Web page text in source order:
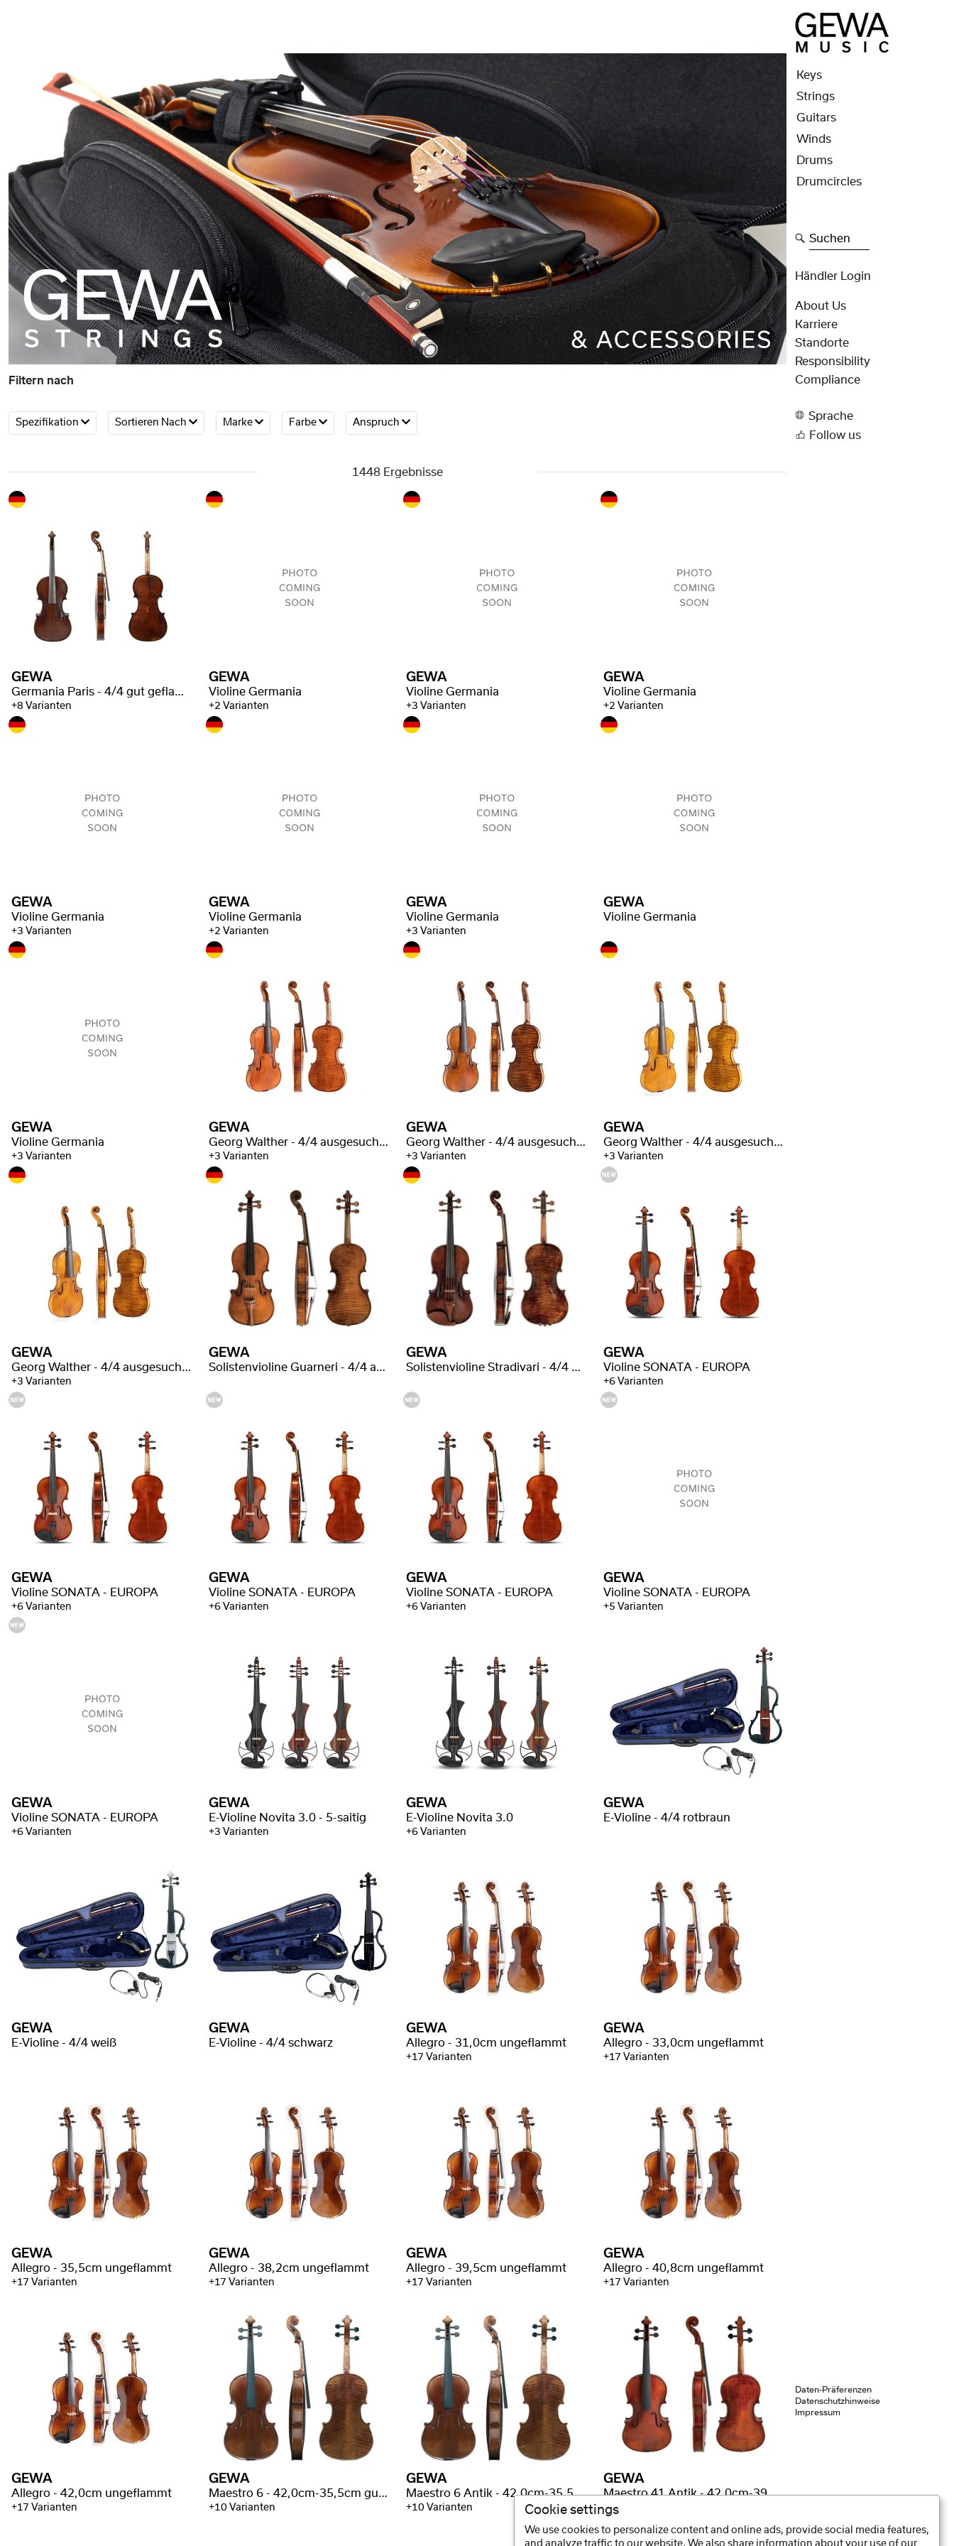
Filtern nach
Spezifikation Sortieren Nach Marke Farbe Anspruch
1448 Ergebnisse
GEWA
Germania Paris - 4/4 gut geflammt
+8 Varianten
GEWA
Violine Germania
+2 Varianten
GEWA
Violine Germania
+3 Varianten
GEWA
Violine Germania
+2 Varianten
GEWA
Violine Germania
+3 Varianten
GEWA
Violine Germania
+2 Varianten
GEWA
Violine Germania
+3 Varianten
GEWA
Violine Germania
GEWA
Violine Germania
+3 Varianten
GEWA
Georg Walther - 4/4 ausgesuchte Flammung
+3 Varianten
GEWA
Georg Walther - 4/4 ausgesuchte Flammung
+3 Varianten
GEWA
Georg Walther - 4/4 ausgesuchte Flammung
+3 Varianten
GEWA
Georg Walther - 4/4 ausgesuchte Flammung
+3 Varianten
GEWA
Solistenvioline Guarneri - 4/4 ausgesuchte Flammung
GEWA
Solistenvioline Stradivari - 4/4 ausgesuchte Flammung
GEWA
Violine SONATA - EUROPA
+6 Varianten
GEWA
Violine SONATA - EUROPA
+6 Varianten
GEWA
Violine SONATA - EUROPA
+6 Varianten
GEWA
Violine SONATA - EUROPA
+6 Varianten
GEWA
Violine SONATA - EUROPA
+5 Varianten
GEWA
Violine SONATA - EUROPA
+6 Varianten
GEWA
E-Violine Novita 3.0 - 5-saitig
+3 Varianten
GEWA
E-Violine Novita 3.0
+6 Varianten
GEWA
E-Violine - 4/4 rotbraun
GEWA
E-Violine - 4/4 weiß
GEWA
E-Violine - 4/4 schwarz
GEWA
Allegro - 31,0cm ungeflammt
+17 Varianten
GEWA
Allegro - 33,0cm ungeflammt
+17 Varianten
GEWA
Allegro - 35,5cm ungeflammt
+17 Varianten
GEWA
Allegro - 38,2cm ungeflammt
+17 Varianten
GEWA
Allegro - 39,5cm ungeflammt
+17 Varianten
GEWA
Allegro - 40,8cm ungeflammt
+17 Varianten
GEWA
Allegro - 42,0cm ungeflammt
+17 Varianten
GEWA
Maestro 6 - 42,0cm-35,5cm gut geflammt
+10 Varianten
GEWA
Maestro 6 Antik - 42,0cm-35,5cm gut geflammt
+10 Varianten
GEWA
Maestro 41 Antik - 42,0cm-39,5cm gut geflammt
+6 Varianten
Keys
Strings
Guitars
Winds
Drums
Drumcircles
Suchen
Händler Login
About Us
Karriere
Standorte
Responsibility
Compliance
Sprache
Follow us
Daten-Präferenzen
Datenschutzhinweise
Impressum
Cookie settings
We use cookies to personalize content and online ads, provide social media features,
and analyze traffic to our website. We also share information about your use of our